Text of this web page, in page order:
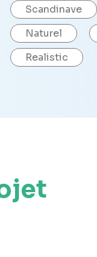
Scandinave
Naturel
Realistic